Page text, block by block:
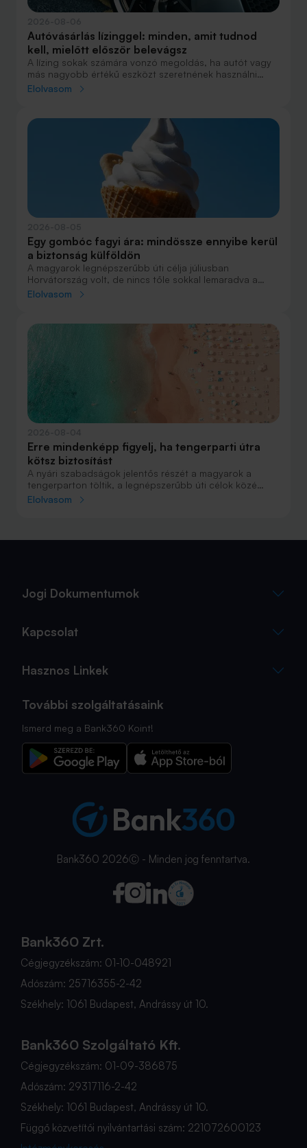
Autóvásárlás lízinggel: minden, amit tudnod
kell, mielőtt először belevágsz
A lízing sokak számára vonzó megoldás, ha autót vagy
más nagyobb értékű eszközt szeretnének használni
anélkül, hogy azt egy összegben ki kellene fizetniük.
fogalmak közül, amelyekkel biztosan találkozol.
Elolvasom
Egy gombóc fagyi ára: mindössze ennyibe kerül
a biztonság külföldön
A magyarok legnépszerűbb úti célja júliusban
Horvátország volt, de nincs tőle sokkal lemaradva a
júniust megnyerő Olaszország sem. A tengerparti
nyaralásnak, mint repülővel.
Elolvasom
Erre mindenképp figyelj, ha tengerparti útra
kötsz biztosítást
A nyári szabadságok jelentős részét a magyarok a
tengerparton töltik, a legnépszerűbb úti célok közé
Horvátország, Olaszország és Görögország tartozik. A
sokszor az utolsó pillanatra marad.
Elolvasom
Jogi Dokumentumok
Kapcsolat
Hasznos Linkek
További szolgáltatásaink
Ismerd meg a Bank360 Koint!
Bank360 2026Ⓒ - Minden jog fenntartva.
Bank360 Zrt.
Cégjegyzékszám: 01-10-048921
Adószám: 25716355-2-42
Székhely: 1061 Budapest, Andrássy út 10.
Bank360 Szolgáltató Kft.
Cégjegyzékszám: 01-09-386875
Adószám: 29317116-2-42
Székhely: 1061 Budapest, Andrássy út 10.
Függő közvetítői nyilvántartási szám: 221072600123